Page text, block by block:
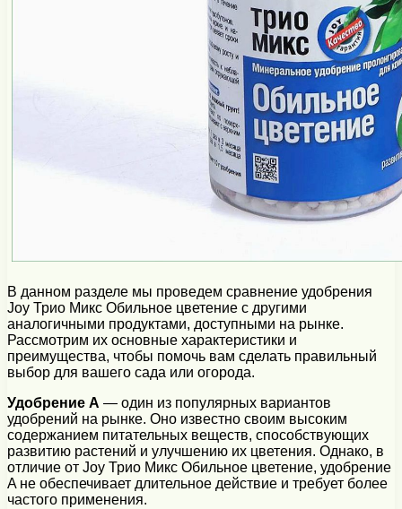
В данном разделе мы проведем сравнение удобрения
Joy Трио Микс Обильное цветение с другими
аналогичными продуктами, доступными на рынке.
Рассмотрим их основные характеристики и
преимущества, чтобы помочь вам сделать правильный
выбор для вашего сада или огорода.
Удобрение A — один из популярных вариантов
удобрений на рынке. Оно известно своим высоким
содержанием питательных веществ, способствующих
развитию растений и улучшению их цветения. Однако, в
отличие от Joy Трио Микс Обильное цветение, удобрение
A не обеспечивает длительное действие и требует более
частого применения.